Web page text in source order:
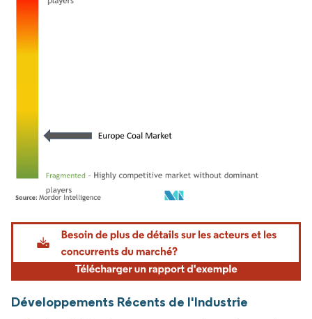
Image © Mordor Intelligence. La réutilisation nécessite une attribution sous CC BY
Développements Récents de l'Industrie